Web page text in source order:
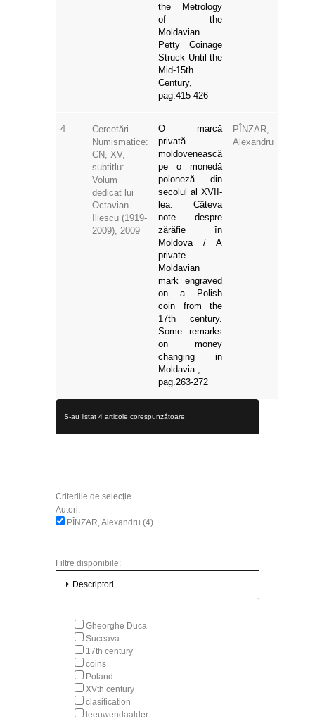
the Metrology
of the
Moldavian
Petty Coinage
Struck Until the
Mid-15th
Century,
pag.415-426
4
Cercetări
Numismatice:
CN, XV,
subtitlu:
Volum
dedicat lui
Octavian
Iliescu (1919-
2009), 2009
O marcă
privată
moldovenească
pe o monedă
poloneză din
secolul al XVII-
lea. Câteva
note despre
zărăfie în
Moldova / A
private
Moldavian
mark engraved
on a Polish
coin from the
17th century.
Some remarks
on money
changing in
Moldavia.,
pag.263-272
PÎNZAR,
Alexandru
S-au listat 4 articole corespunzătoare
Criteriile de selecţie
Autori:
PÎNZAR, Alexandru (4)
Filtre disponibile:
Descriptori
Gheorghe Duca
Suceava
17th century
coins
Poland
XVth century
clasification
leeuwendaalder